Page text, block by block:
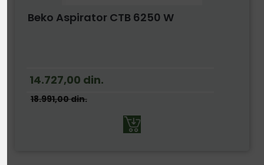
Beko Aspirator CTB 6250 W
14.727,00 din.
18.991,00din.